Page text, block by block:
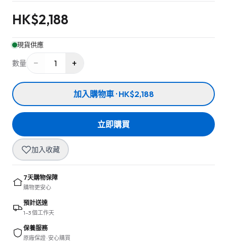
HK$2,188
現貨供應
數量 − 1 +
加入購物車 · HK$2,188
立即購買
加入收藏
7天購物保障
購物更安心
預計送達
1–3 個工作天
保養服務
原廠保證 · 安心購買